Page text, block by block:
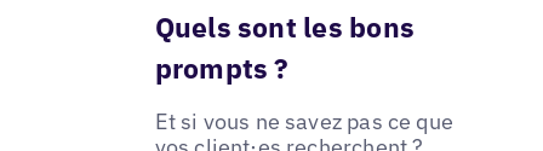
Quels sont les bons
prompts ?
Et si vous ne savez pas ce que